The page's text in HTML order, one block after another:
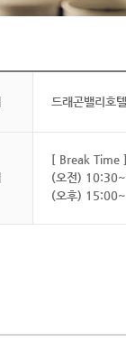
드래곤밸리호
[ Break Time
(오전)
(오후)